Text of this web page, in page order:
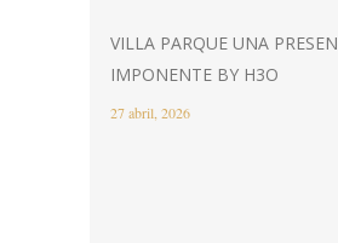
VILLA PARQUE UNA
IMPONENTE BY H3O
27 abril, 2026